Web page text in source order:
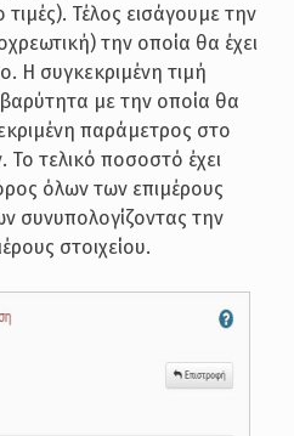
τιμές). Τέλος εισάγουμε την
την οποία θα έχει
Η συγκεκριμένη τιμή
βαρύτητα με την οποία θα
παράμετρος στο
Το τελικό ποσοστό έχει
όλων των επιμέρους
συνυπολογίζοντας την
στοιχείου.